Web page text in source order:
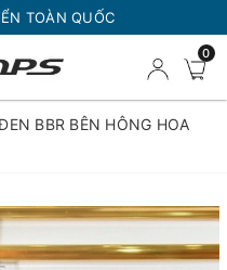
TOÀN QUỐC
0
BBR BÊN HÔNG HOA